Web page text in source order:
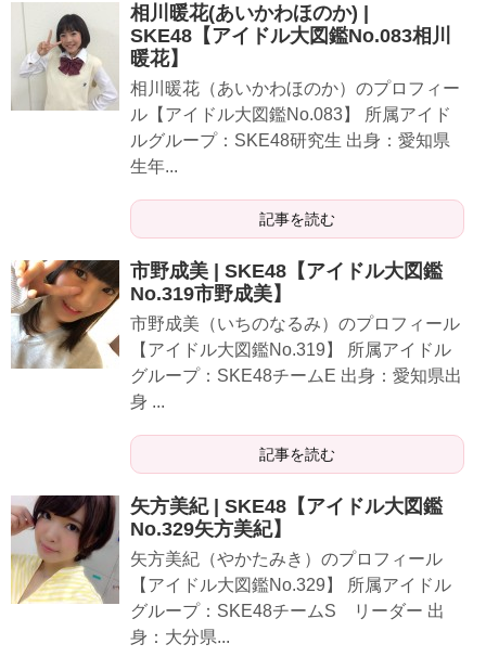
相川暖花(あいかわほのか) |
SKE48【アイドル大図鑑No.083相川
暖花】
相川暖花（あいかわほのか）のプロフィー
ル【アイドル大図鑑No.083】 所属アイド
ルグループ：SKE48研究生 出身：愛知県
生年...
記事を読む
市野成美 | SKE48【アイドル大図鑑
No.319市野成美】
市野成美（いちのなるみ）のプロフィール
【アイドル大図鑑No.319】 所属アイドル
グループ：SKE48チームE 出身：愛知県出
身 ...
記事を読む
矢方美紀 | SKE48【アイドル大図鑑
No.329矢方美紀】
矢方美紀（やかたみき）のプロフィール
【アイドル大図鑑No.329】 所属アイドル
グループ：SKE48チームS リーダー 出
身：大分県...